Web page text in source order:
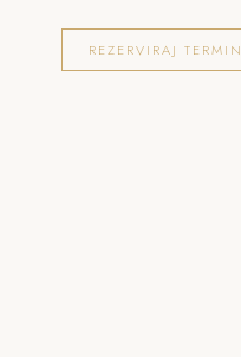
REZERVIRAJ TERMIN